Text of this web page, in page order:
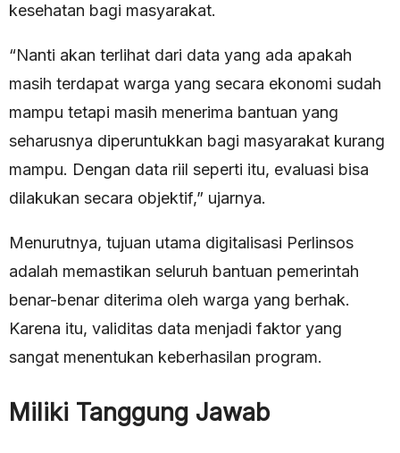
kesehatan bagi masyarakat.
“Nanti akan terlihat dari data yang ada apakah
masih terdapat warga yang secara ekonomi sudah
mampu tetapi masih menerima bantuan yang
seharusnya diperuntukkan bagi masyarakat kurang
mampu. Dengan data riil seperti itu, evaluasi bisa
dilakukan secara objektif,” ujarnya.
Menurutnya, tujuan utama digitalisasi Perlinsos
adalah memastikan seluruh bantuan pemerintah
benar-benar diterima oleh warga yang berhak.
Karena itu, validitas data menjadi faktor yang
sangat menentukan keberhasilan program.
Miliki Tanggung Jawab